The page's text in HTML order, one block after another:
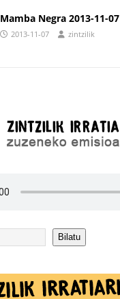
Mamba Negra 2013-11-07
2013-11-07 zintzilik
Bilatu